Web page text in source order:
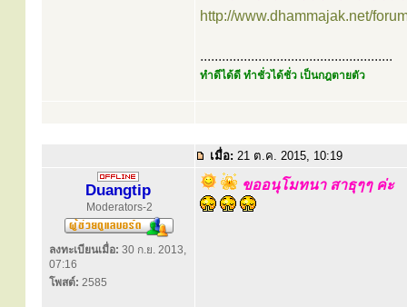
http://www.dhammajak.net/
.....................................................
ทำดีได้ดี ทำชั่วได้ชั่ว เป็นกฎตายตัว
เมื่อ: 21 ต.ค. 2015, 10:19
Duangtip
Moderators-2
ลงทะเบียนเมื่อ: 30 ก.ย. 2013,
07:16
โพสต์: 2585
ขออนุโมทนา สาธุๆๆ ค่ะ